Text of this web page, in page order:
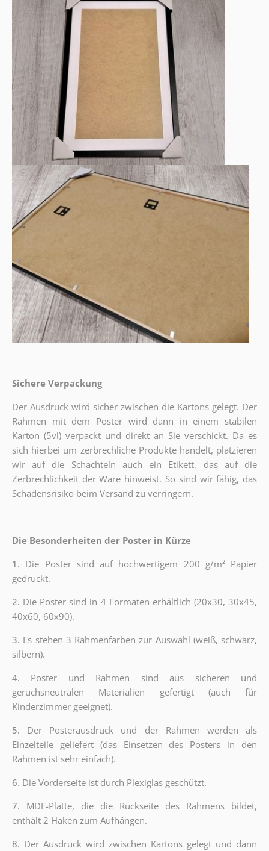
Sichere Verpackung
Der Ausdruck wird sicher zwischen die Kartons gelegt. Der
Rahmen mit dem Poster wird dann in einem stabilen
Karton (5vl) verpackt und direkt an Sie verschickt. Da es
sich hierbei um zerbrechliche Produkte handelt, platzieren
wir auf die Schachteln auch ein Etikett, das auf die
Zerbrechlichkeit der Ware hinweist. So sind wir fähig, das
Schadensrisiko beim Versand zu verringern.
Die Besonderheiten der Poster in Kürze
1. Die Poster sind auf hochwertigem 200 g/m² Papier
gedruckt.
2. Die Poster sind in 4 Formaten erhältlich (20x30, 30x45,
40x60, 60x90).
3. Es stehen 3 Rahmenfarben zur Auswahl (weiß, schwarz,
silbern).
4. Poster und Rahmen sind aus sicheren und
geruchsneutralen Materialien gefertigt (auch für
Kinderzimmer geeignet).
5. Der Posterausdruck und der Rahmen werden als
Einzelteile geliefert (das Einsetzen des Posters in den
Rahmen ist sehr einfach).
6. Die Vorderseite ist durch Plexiglas geschützt.
7. MDF-Platte, die die Rückseite des Rahmens bildet,
enthält 2 Haken zum Aufhängen.
8. Der Ausdruck wird zwischen Kartons gelegt und dann